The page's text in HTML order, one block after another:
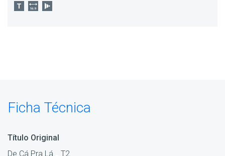
Ficha Técnica
Título Original
De Cá Pra Lá _ T2